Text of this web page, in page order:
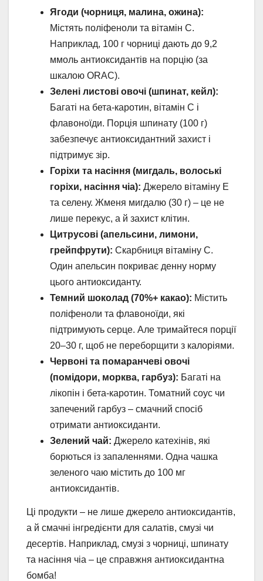
Ягоди (чорниця, малина, ожина):
Містять поліфеноли та вітамін C.
Наприклад, 100 г чорниці дають до 9,2
ммоль антиоксидантів на порцію (за
шкалою ORAC).
Зелені листові овочі (шпинат, кейл):
Багаті на бета-каротин, вітамін C і
флавоноїди. Порція шпинату (100 г)
забезпечує антиоксидантний захист і
підтримує зір.
Горіхи та насіння (мигдаль, волоські
горіхи, насіння чіа): Джерело вітаміну E
та селену. Жменя мигдалю (30 г) – це не
лише перекус, а й захист клітин.
Цитрусові (апельсини, лимони,
грейпфрути): Скарбниця вітаміну C.
Один апельсин покриває денну норму
цього антиоксиданту.
Темний шоколад (70%+ какао): Містить
поліфеноли та флавоноїди, які
підтримують серце. Але тримайтеся порції
20–30 г, щоб не переборщити з калоріями.
Червоні та помаранчеві овочі
(помідори, морква, гарбуз): Багаті на
лікопін і бета-каротин. Томатний соус чи
запечений гарбуз – смачний спосіб
отримати антиоксиданти.
Зелений чай: Джерело катехінів, які
борються із запаленнями. Одна чашка
зеленого чаю містить до 100 мг
антиоксидантів.
Ці продукти – не лише джерело антиоксидантів,
а й смачні інгредієнти для салатів, смузі чи
десертів. Наприклад, смузі з чорниці, шпинату
та насіння чіа – це справжня антиоксидантна
бомба!